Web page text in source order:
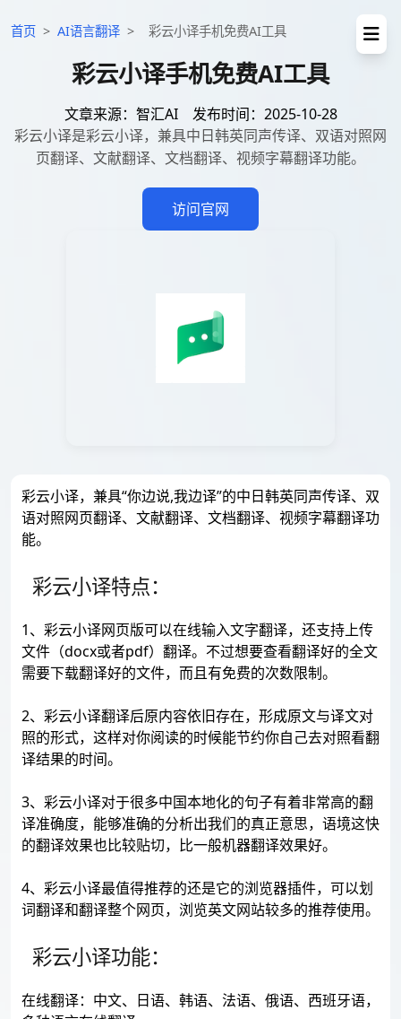
首页 > AI语言翻译 > 彩云小译手机免费AI工具
彩云小译手机免费AI工具
文章来源：智汇AI
发布时间：2025-10-28
彩云小译是彩云小译，兼具中日韩英同声传译、双语对照网
页翻译、文献翻译、文档翻译、视频字幕翻译功能。
访问官网
彩云小译，兼具“你边说,我边译”的中日韩英同声传译、双
语对照网页翻译、文献翻译、文档翻译、视频字幕翻译功
能。
彩云小译特点：
1、彩云小译网页版可以在线输入文字翻译，还支持上传
文件（docx或者pdf）翻译。不过想要查看翻译好的全文
需要下载翻译好的文件，而且有免费的次数限制。
2、彩云小译翻译后原内容依旧存在，形成原文与译文对
照的形式，这样对你阅读的时候能节约你自己去对照看翻
译结果的时间。
3、彩云小译对于很多中国本地化的句子有着非常高的翻
译准确度，能够准确的分析出我们的真正意思，语境这快
的翻译效果也比较贴切，比一般机器翻译效果好。
4、彩云小译最值得推荐的还是它的浏览器插件，可以划
词翻译和翻译整个网页，浏览英文网站较多的推荐使用。
彩云小译功能：
在线翻译：中文、日语、韩语、法语、俄语、西班牙语，